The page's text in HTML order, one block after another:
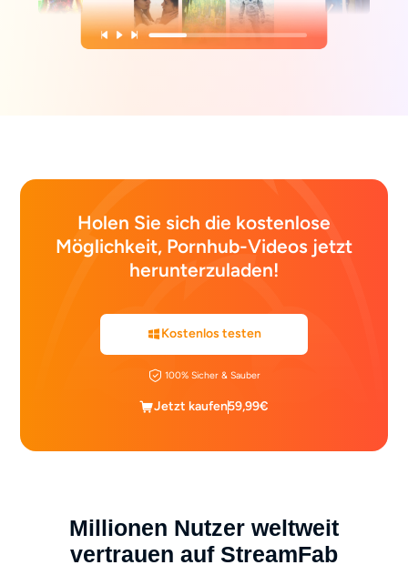
Holen Sie sich die kostenlose
Möglichkeit, Pornhub-Videos jetzt
herunterzuladen!
Kostenlos testen
100% Sicher & Sauber
Jetzt kaufen59,99€
Millionen Nutzer weltweit
vertrauen auf StreamFab